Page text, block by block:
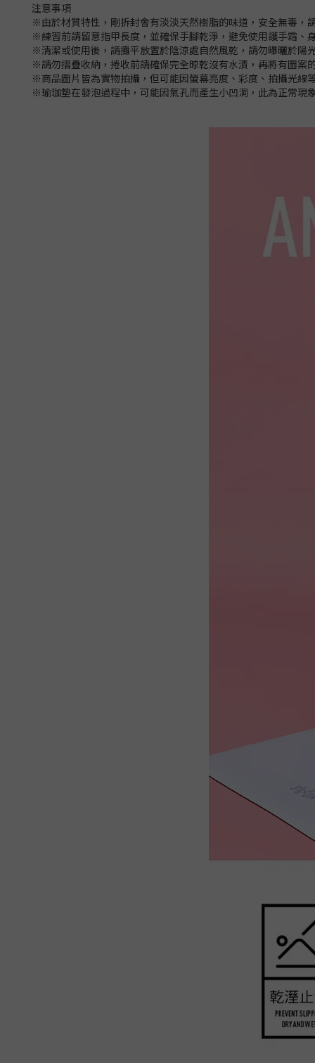
注意事項
※由於材質特性，剛拆封會有淡淡天然樹脂的味道，安全無毒，
※練習前請留意指甲長度，並確保手腳乾淨，避免使用護手霜、
※清潔或使用後，請攤平放置於陰涼處自然風乾，請勿曝曬於陽
※請勿摺疊收納，捲收前請確保完全晾乾沒有水漬，再將有圖案
※商品圖片皆為實物拍攝，但可能因螢幕亮度、彩度、拍攝光線
※瑜珈墊在發泡過程中，可能因氣孔而產生小凹洞，此為正常現